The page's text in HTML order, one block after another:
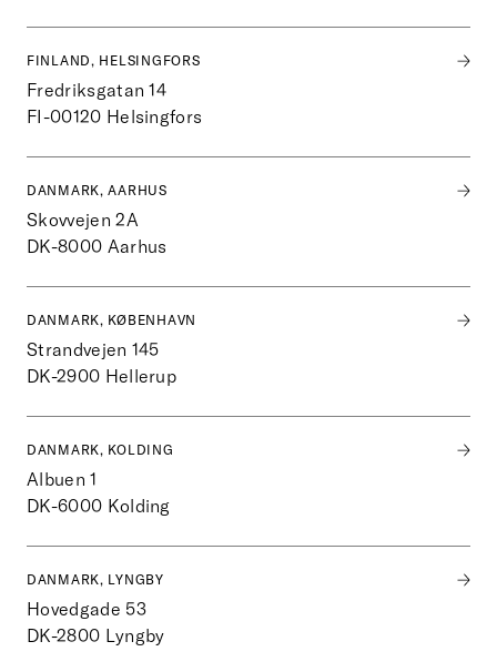
FINLAND, HELSINGFORS
Fredriksgatan 14
FI-00120 Helsingfors
DANMARK, AARHUS
Skovvejen 2A
DK-8000 Aarhus
DANMARK, KØBENHAVN
Strandvejen 145
DK-2900 Hellerup
DANMARK, KOLDING
Albuen 1
DK-6000 Kolding
DANMARK, LYNGBY
Hovedgade 53
DK-2800 Lyngby